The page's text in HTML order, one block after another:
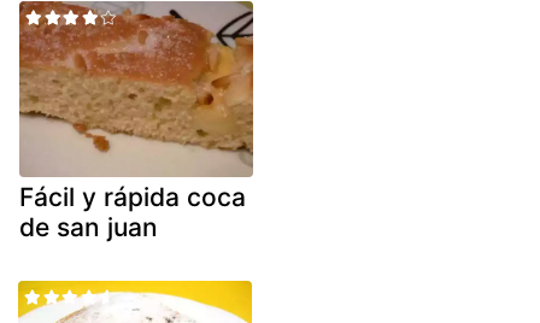
Fácil y rápida coca
de san juan